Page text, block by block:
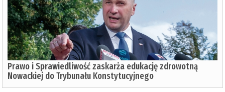
Prawo i Sprawiedliwość zaskarża edukację zdrowotną
Nowackiej do Trybunału Konstytucyjnego